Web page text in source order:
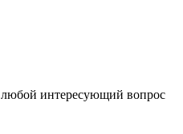
интересующий вопрос